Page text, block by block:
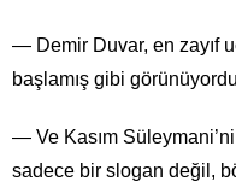
— Demir Duvar, en zayıf
başlamış gibi
— Ve Kasım
sadece bir slogan değil,